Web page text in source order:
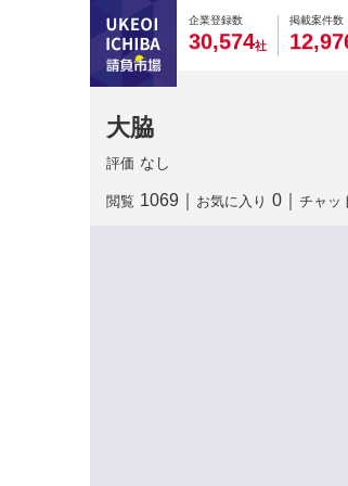
企業登録数
0
3
0
0,
0
5
0
74社
掲載案件数
0
1
0
2,
0
9
0
7
大脇
評価 なし
閲覧 1069 お気に入り 0 チャッ